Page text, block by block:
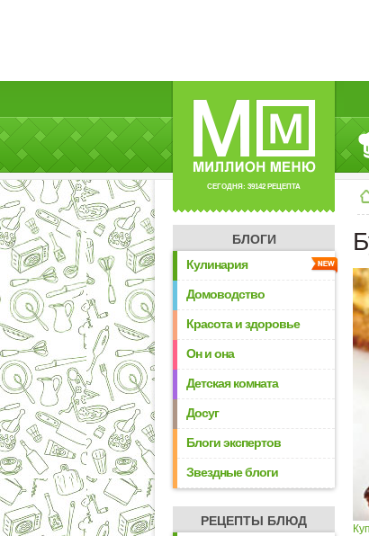
СЕГОДНЯ: 39142 РЕЦЕПТА
БЛОГИ
Кулинария
Домоводство
Красота и здоровье
Он и она
Детская комната
Досуг
Блоги экспертов
Звездные блоги
РЕЦЕПТЫ БЛЮД